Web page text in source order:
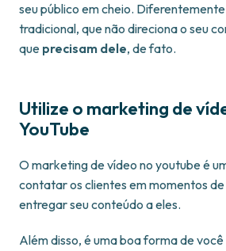
seu público em cheio.
tradicional, que não direciona o seu
que precisam dele, de fato.
Utilize o marketing de
YouTube
O marketing de vídeo no youtube é
contatar os clientes em momentos
entregar seu conteúdo a eles.
Além disso, é uma boa forma de